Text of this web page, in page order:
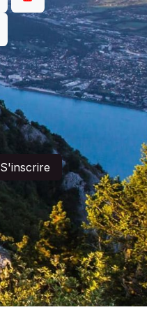
S'inscrire